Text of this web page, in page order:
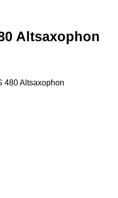
Altsaxophon